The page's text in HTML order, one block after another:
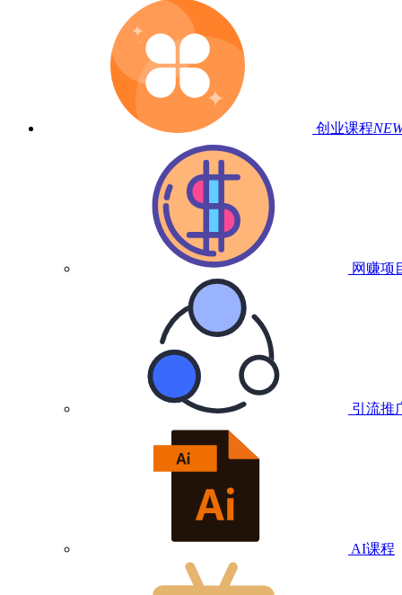
创业课程
网赚项
引流推
AI课程